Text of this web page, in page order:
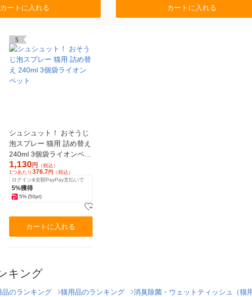
カートに入れる カートに入れる
5
シュシュット！ おそうじ
泡スプレー 猫用 詰め替え
240ml 3個袋ライオンペッ
ト
1,130円 （税込）
1つあたり376.7 円 （税込）
ログイン&全額PayPay支払いで
5%獲得
5% (50pt)
カートに入れる
キング
品のランキング 猫用品のランキング 消臭除菌・ウェットティッシュ（猫